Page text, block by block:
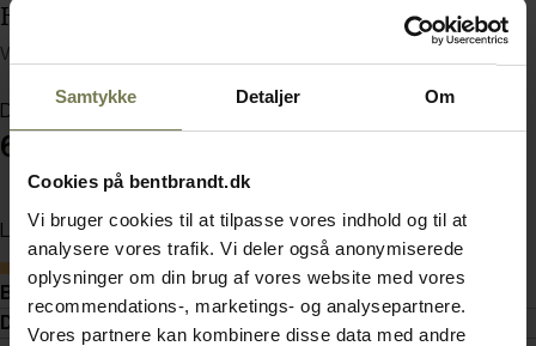
Samtykke Detaljer Om
Cookies på bentbrandt.dk
Vi bruger cookies til at tilpasse vores indhold og til at
analysere vores trafik. Vi deler også anonymiserede
oplysninger om din brug af vores website med vores
recommendations-, marketings- og analysepartnere.
Vores partnere kan kombinere disse data med andre
Hällde vogn til RG100-400, med kantine
Varenummer: 63624125
Din pris (ekskl. moms)
6.535,00 kr./stk.
Læg i kurv
Bestillingsvare
Beskrivelse
Dokumenter